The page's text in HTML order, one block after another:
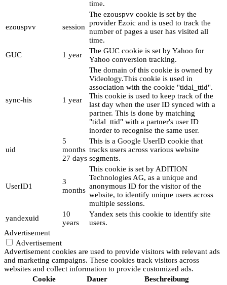
time.
ezouspvv session
The ezouspvv cookie is set by the
provider Ezoic and is used to track the
number of pages a user has visited all
time.
GUC
1 year
The GUC cookie is set by Yahoo for
Yahoo conversion tracking.
sync-his 1 year
The domain of this cookie is owned by
Videology.This cookie is used in
association with the cookie "tidal_ttid".
This cookie is used to keep track of the
last day when the user ID synced with a
partner. This is done by matching
"tidal_ttid" with a partner's user ID
inorder to recognise the same user.
uid
5
months
27 days
This is a Google UserID cookie that
tracks users across various website
segments.
UserID1
3
months
This cookie is set by ADITION
Technologies AG, as a unique and
anonymous ID for the visitor of the
website, to identify unique users across
multiple sessions.
yandexuid
10
years
Yandex sets this cookie to identify site
users.
Advertisement
Advertisement
Advertisement cookies are used to provide visitors with relevant ads
and marketing campaigns. These cookies track visitors across
websites and collect information to provide customized ads.
Cookie
Dauer Beschreibung